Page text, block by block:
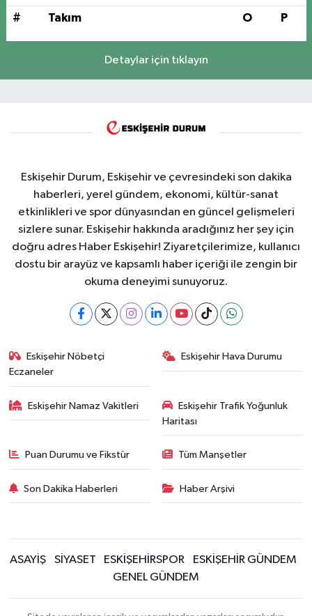
# Takım O P
Detaylar için tıklayın
Eskişehir Durum, Eskişehir ve çevresindeki son dakika
haberleri, yerel gündem, ekonomi, kültür-sanat
etkinlikleri ve spor dünyasından en güncel gelişmeleri
sizlere sunar. Eskişehir hakkında aradığınız her şey için
doğru adres Haber Eskişehir! Ziyaretçilerimize, kullanıcı
dostu bir arayüz ve kapsamlı haber içeriği ile zengin bir
okuma deneyimi sunuyoruz.
Eskişehir Nöbetçi
Eczaneler
Eskişehir Hava Durumu
Eskişehir Namaz Vakitleri
Eskişehir Trafik Yoğunluk
Haritası
Puan Durumu ve Fikstür Tüm Manşetler
Son Dakika Haberleri Haber Arşivi
ASAYİŞ SİYASET ESKİŞEHİRSPOR
ESKİŞEHİR GÜNDEM
GENEL GÜNDEM